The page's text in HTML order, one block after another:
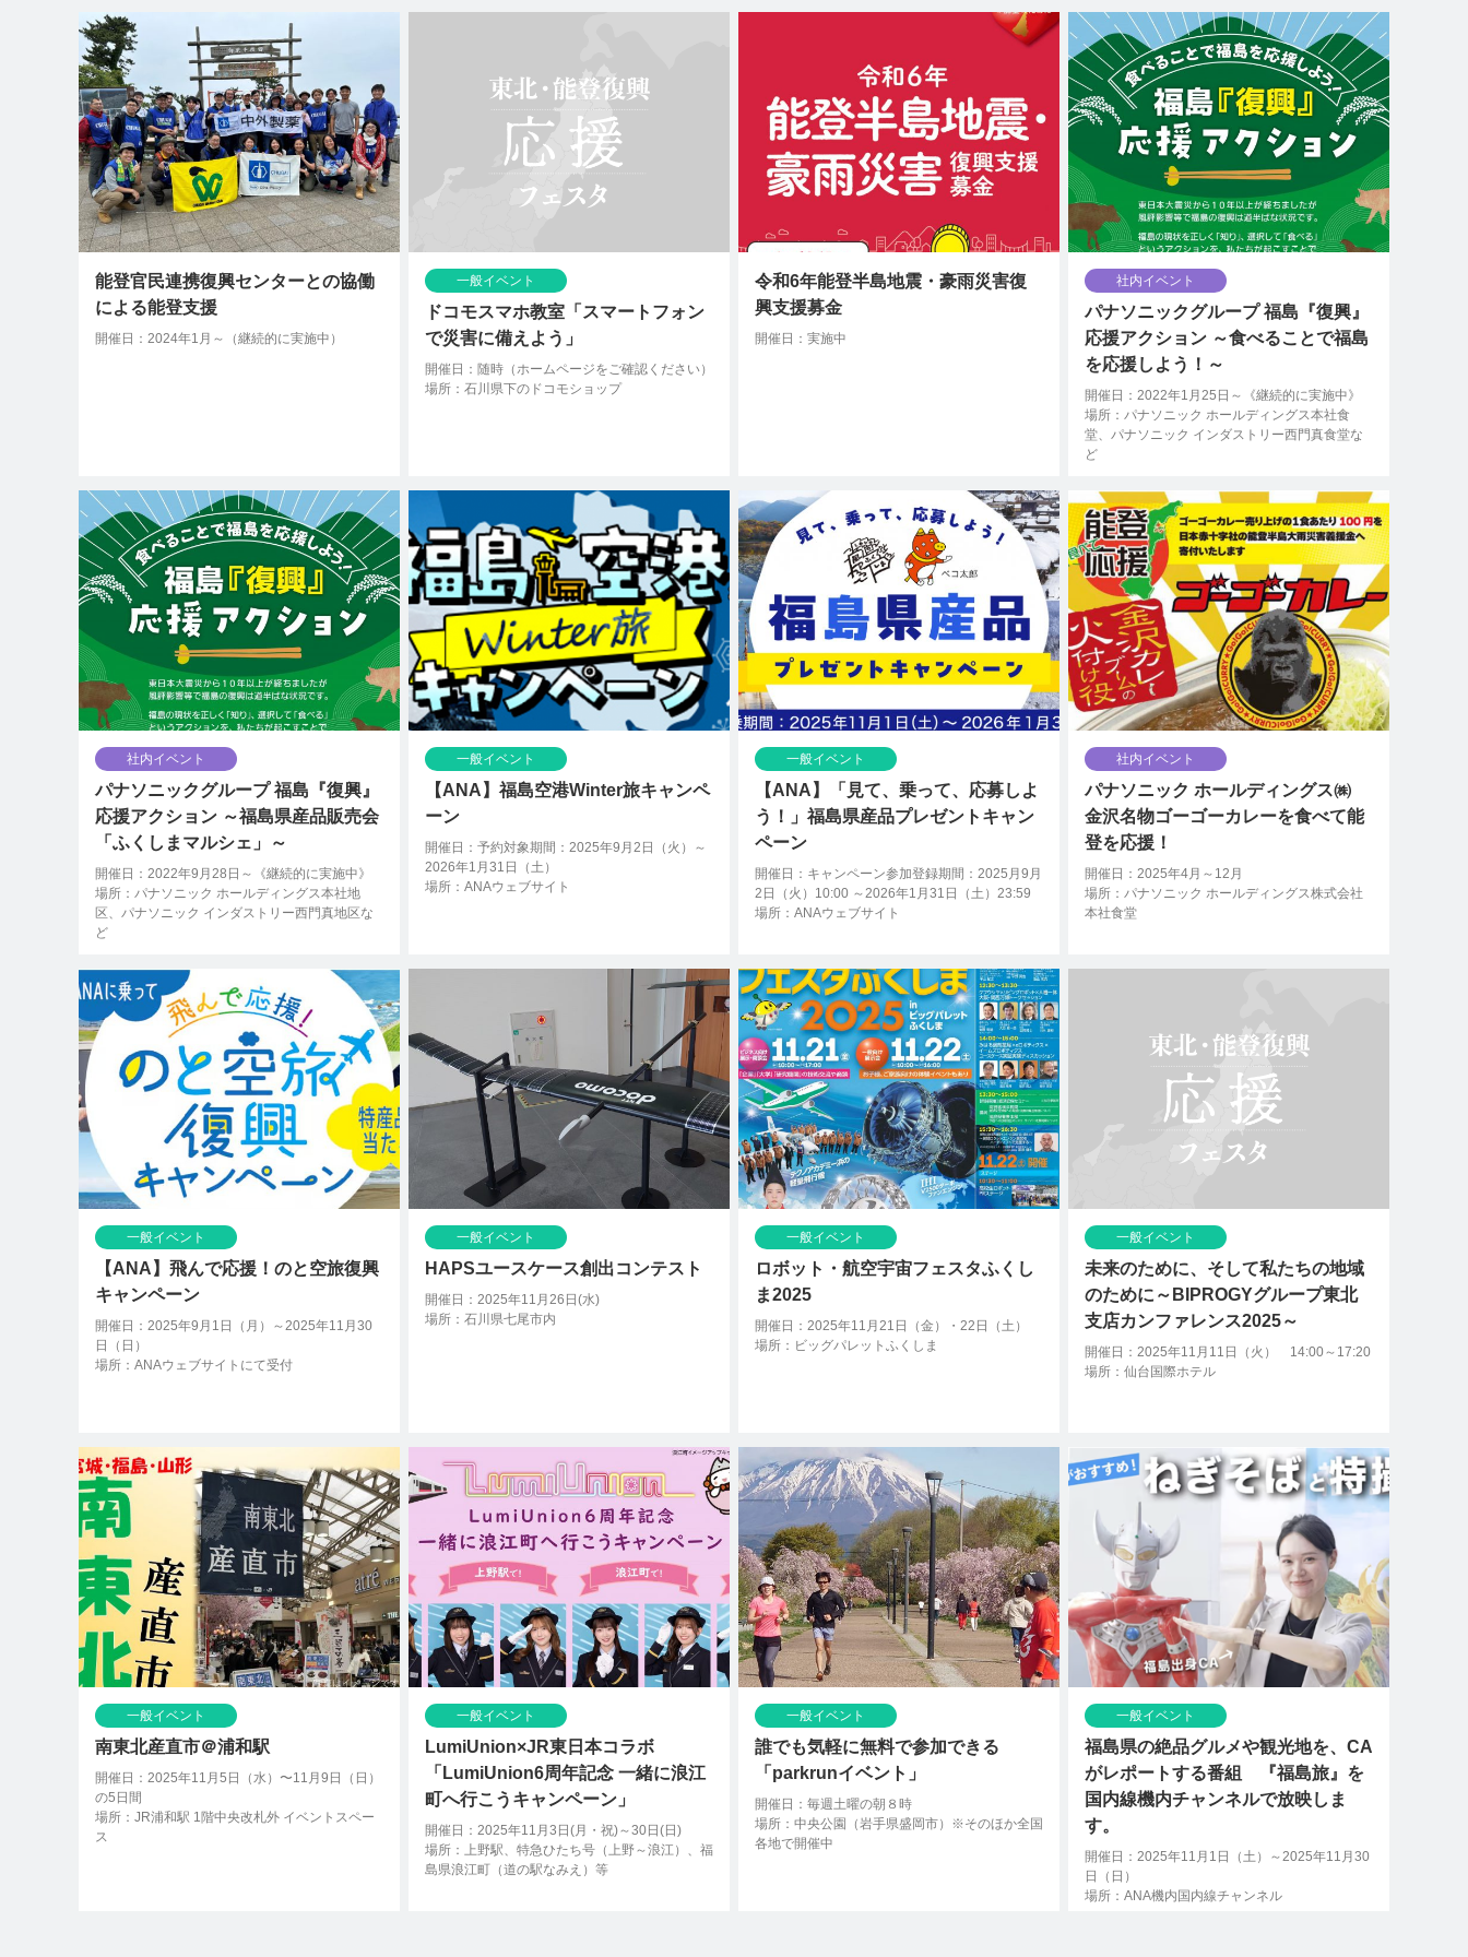
能登官民連携復興センターとの協働
による能登支援
開催日：2024年1月～（継続的に実施中）
一般イベント
ドコモスマホ教室「スマートフォン
で災害に備えよう」
開催日：随時（ホームページをご確認ください）
場所：石川県下のドコモショップ
令和6年能登半島地震・豪雨災害復
興支援募金
開催日：実施中
社内イベント
パナソニックグループ 福島『復興』
応援アクション ～食べることで福島
を応援しよう！～
開催日：2022年1月25日～《継続的に実施中》
場所：パナソニック ホールディングス本社食
堂、パナソニック インダストリー西門真食堂な
ど
社内イベント
パナソニックグループ 福島『復興』
応援アクション ～福島県産品販売会
「ふくしまマルシェ」～
開催日：2022年9月28日～《継続的に実施中》
場所：パナソニック ホールディングス本社地
区、パナソニック インダストリー西門真地区な
ど
一般イベント
【ANA】福島空港Winter旅キャンペ
ーン
開催日：予約対象期間：2025年9月2日（火）～
2026年1月31日（土）
場所：ANAウェブサイト
一般イベント
【ANA】「見て、乗って、応募しよ
う！」福島県産品プレゼントキャン
ペーン
開催日：キャンペーン参加登録期間：2025月9月
2日（火）10:00 ～2026年1月31日（土）23:59
場所：ANAウェブサイト
社内イベント
パナソニック ホールディングス㈱
金沢名物ゴーゴーカレーを食べて能
登を応援！
開催日：2025年4月～12月
場所：パナソニック ホールディングス株式会社
本社食堂
一般イベント
【ANA】飛んで応援！のと空旅復興
キャンペーン
開催日：2025年9月1日（月）～2025年11月30
日（日）
場所：ANAウェブサイトにて受付
一般イベント
HAPSユースケース創出コンテスト
開催日：2025年11月26日(水)
場所：石川県七尾市内
一般イベント
ロボット・航空宇宙フェスタふくし
ま2025
開催日：2025年11月21日（金）・22日（土）
場所：ビッグパレットふくしま
一般イベント
未来のために、そして私たちの地域
のために～BIPROGYグループ東北
支店カンファレンス2025～
開催日：2025年11月11日（火） 14:00～17:20
場所：仙台国際ホテル
一般イベント
南東北産直市＠浦和駅
開催日：2025年11月5日（水）〜11月9日（日）
の5日間
場所：JR浦和駅 1階中央改札外 イベントスペー
ス
一般イベント
LumiUnion×JR東日本コラボ
「LumiUnion6周年記念 一緒に浪江
町へ行こうキャンペーン」
開催日：2025年11月3日(月・祝)～30日(日)
場所：上野駅、特急ひたち号（上野～浪江）、福
島県浪江町（道の駅なみえ）等
一般イベント
誰でも気軽に無料で参加できる
「parkrunイベント」
開催日：毎週土曜の朝８時
場所：中央公園（岩手県盛岡市）※そのほか全国
各地で開催中
一般イベント
福島県の絶品グルメや観光地を、CA
がレポートする番組 『福島旅』を
国内線機内チャンネルで放映しま
す。
開催日：2025年11月1日（土）～2025年11月30
日（日）
場所：ANA機内国内線チャンネル